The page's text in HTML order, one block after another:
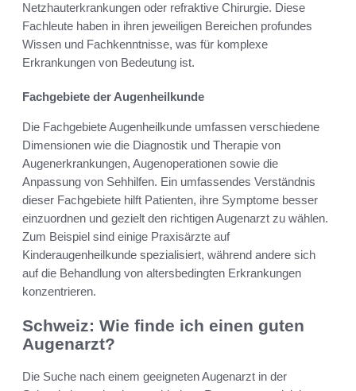
Netzhauterkrankungen oder refraktive Chirurgie. Diese
Fachleute haben in ihren jeweiligen Bereichen profundes
Wissen und Fachkenntnisse, was für komplexe
Erkrankungen von Bedeutung ist.
Fachgebiete der Augenheilkunde
Die Fachgebiete Augenheilkunde umfassen verschiedene
Dimensionen wie die Diagnostik und Therapie von
Augenerkrankungen, Augenoperationen sowie die
Anpassung von Sehhilfen. Ein umfassendes Verständnis
dieser Fachgebiete hilft Patienten, ihre Symptome besser
einzuordnen und gezielt den richtigen Augenarzt zu wählen.
Zum Beispiel sind einige Praxisärzte auf
Kinderaugenheilkunde spezialisiert, während andere sich
auf die Behandlung von altersbedingten Erkrankungen
konzentrieren.
Schweiz: Wie finde ich einen guten
Augenarzt?
Die Suche nach einem geeigneten Augenarzt in der